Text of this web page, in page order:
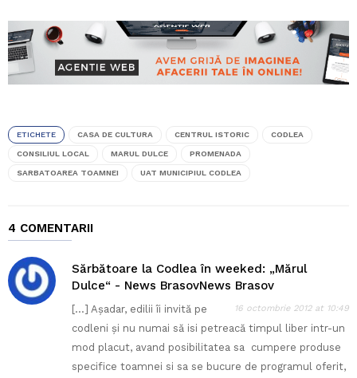
ETICHETE CASA DE CULTURA CENTRUL ISTORIC CODLEA
CONSILIUL LOCAL MARUL DULCE PROMENADA
SARBATOAREA TOAMNEI UAT MUNICIPIUL CODLEA
4 COMENTARII
Sărbătoare la Codlea în weeked: „Mărul
Dulce“ - News BrasovNews Brasov
16 octombrie 2012 at 10:49
[…] Așadar, edilii îi invită pe
codleni și nu numai să isi petreacă timpul liber intr-un
mod placut, avand posibilitatea sa cumpere produse
specifice toamnei si sa se bucure de programul oferit,